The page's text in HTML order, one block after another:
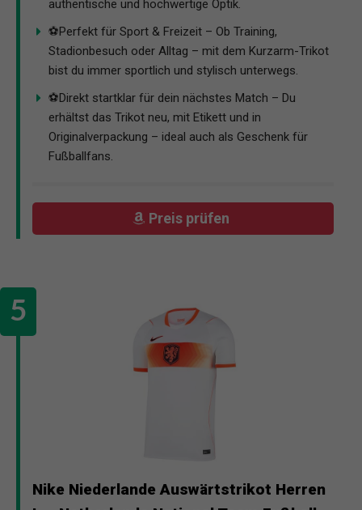
authentische und hochwertige Optik.
⚽Perfekt für Sport & Freizeit – Ob Training,
Stadionbesuch oder Alltag – mit dem Kurzarm-Trikot
bist du immer sportlich und stylisch unterwegs.
⚽Direkt startklar für dein nächstes Match – Du
erhältst das Trikot neu, mit Etikett und in
Originalverpackung – ideal auch als Geschenk für
Fußballfans.
Preis prüfen
Nike Niederlande Auswärtstrikot Herren